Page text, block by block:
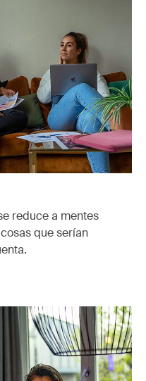
reduce a mentes
que serían
pestaña